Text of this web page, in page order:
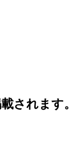
されます。